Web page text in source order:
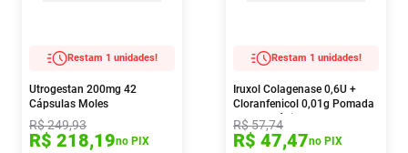
Restam 1 unidades!
Utrogestan 200mg 42
Cápsulas Moles
R$249,93
R$ 218,19no PIX
Restam 1 unidades!
Iruxol Colagenase 0,6U +
Cloranfenicol 0,01g Pomada
Dermatológica 15g
R$57,74
R$ 47,47no PIX